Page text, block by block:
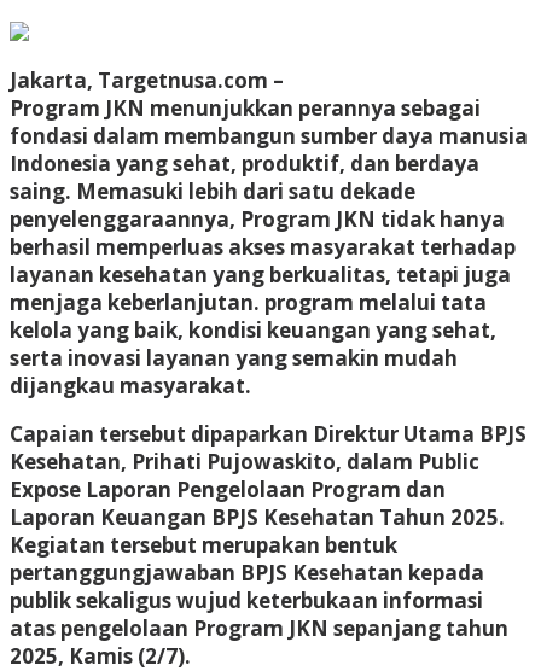
Jakarta, Targetnusa.com –
Program JKN menunjukkan perannya sebagai
fondasi dalam membangun sumber daya manusia
Indonesia yang sehat, produktif, dan berdaya
saing. Memasuki lebih dari satu dekade
penyelenggaraannya, Program JKN tidak hanya
berhasil memperluas akses masyarakat terhadap
layanan kesehatan yang berkualitas, tetapi juga
menjaga keberlanjutan. program melalui tata
kelola yang baik, kondisi keuangan yang sehat,
serta inovasi layanan yang semakin mudah
dijangkau masyarakat.
Capaian tersebut dipaparkan Direktur Utama BPJS
Kesehatan, Prihati Pujowaskito, dalam Public
Expose Laporan Pengelolaan Program dan
Laporan Keuangan BPJS Kesehatan Tahun 2025.
Kegiatan tersebut merupakan bentuk
pertanggungjawaban BPJS Kesehatan kepada
publik sekaligus wujud keterbukaan informasi
atas pengelolaan Program JKN sepanjang tahun
2025, Kamis (2/7).